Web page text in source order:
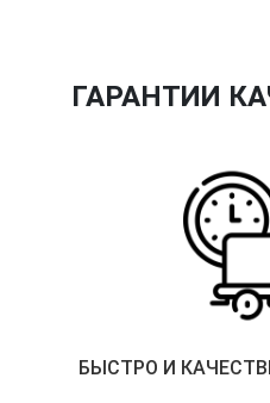
ГАРАНТИИ
БЫСТРО И